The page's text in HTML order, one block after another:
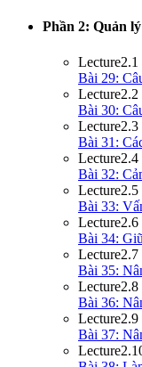
Phần 2: Quản
Lecture2.1
Bài 29:
Lecture2.2
Bài 30:
Lecture2.3
Bài 31:
Lecture2.4
Bài 32:
Lecture2.5
Bài 33:
Lecture2.6
Bài 34:
Lecture2.7
Bài 35:
Lecture2.8
Bài 36:
Lecture2.9
Bài 37:
Lecture